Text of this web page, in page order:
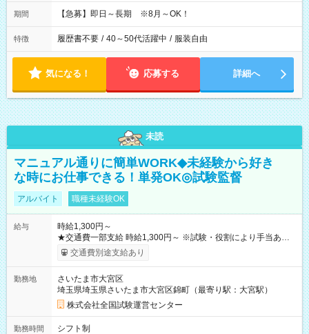
期間 【急募】即日～長期 ※8月～OK！
特徴 履歴書不要 / 40～50代活躍中 / 服装自由
気になる！ 応募する 詳細へ
未読
マニュアル通りに簡単WORK◆未経験から好き
な時にお仕事できる！単発OK◎試験監督
アルバイト 職種未経験OK
給与
時給1,300円～
★交通費一部支給 時給1,300円～ ※試験・役割により手当あり
※勤務回数により昇給あり 【即給（前払い）オプションあ
り！】 希望される場合、勤務から1週間ほどで給与の一部を受け
例】 ・河合塾模擬試験 8:30～17:30（休憩1時間） 時給1,300円
×8時間＝日収10,400円＋交通費 ※当日の役割により時給＋100
円の場合あり ・国家試験 7:00～13:30（休憩なし） 時給1,300
円（役割手当＋100円）×6時間＝日収8,400円＋交通費 【試用期
間】試用期間なし
交通費別途支給あり
勤務地
さいたま市大宮区
埼玉県埼玉県さいたま市大宮区錦町（最寄り駅：大宮駅）
株式会社全国試験運営センター
勤務時間
シフト制